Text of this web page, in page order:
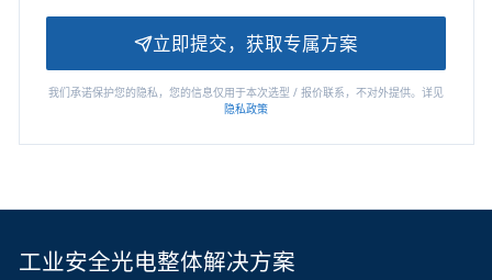
立即提交，获取专属方案
我们承诺保护您的隐私，您的信息仅用于本次选型 / 报价联系，不对外提供。详见
隐私政策
工业安全光电整体解决方案